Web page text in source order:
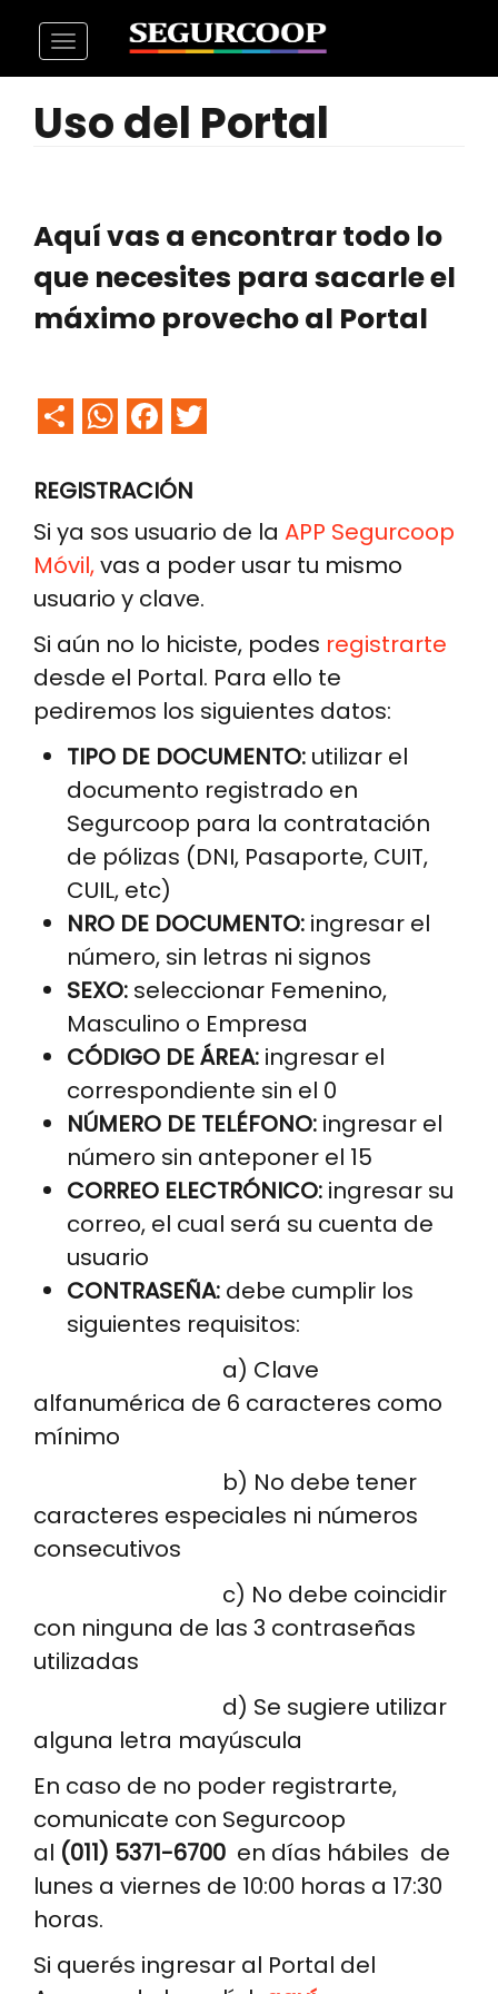
Pasar
contenido
principal
Toggle
navigation
Uso del Portal
Aquí vas a encontrar todo lo
que necesites para sacarle el
máximo provecho al Portal
ShareWhatsApp
Facebook
REGISTRACIÓN
Si ya sos usuario de la APP Segurcoop
Móvil,vas a poder usar tu mismo
usuario y clave.
Si aún no lo hiciste, podes registrarte
desde el Portal. Para ello te
pediremos los siguientes datos:
TIPO DE DOCUMENTO: utilizar el
documento registrado en
Segurcoop para la contratación
de pólizas (DNI, Pasaporte, CUIT,
CUIL, etc)
NRO DE DOCUMENTO: ingresar el
número, sin letras ni signos
SEXO: seleccionar Femenino,
Masculino o Empresa
CÓDIGO DE ÁREA: ingresar el
correspondiente sin el 0
NÚMERO DE TELÉFONO: ingresar el
número sin anteponer el 15
CORREO ELECTRÓNICO: ingresar su
correo, el cual será su cuenta de
usuario
CONTRASEÑA: debe cumplir los
siguientes requisitos:
a) Clave
alfanumérica de 6 caracteres como
mínimo
b) No debe tener
caracteres especiales ni números
consecutivos
c) No debe coincidir
con ninguna de las 3 contraseñas
utilizadas
d) Se sugiere utilizar
alguna letra mayúscula
En caso de no poder registrarte,
comunicate con Segurcoop
al (011) 5371-6700 en días hábiles de
lunes a viernes de 10:00 horas a 17:30
horas.
Si querés ingresar al Portal del